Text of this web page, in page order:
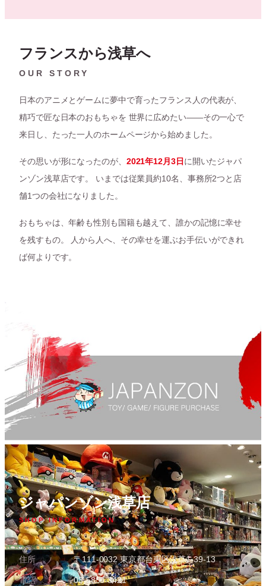
フランスから浅草へ
OUR STORY
日本のアニメとゲームに夢中で育ったフランス人の代表が、
精巧で匠な日本のおもちゃを 世界に広めたい——その一心で
来日し、たった一人のホームページから始めました。
その思いが形になったのが、 2021年12月3日 に開いたジャパ
ンゾン浅草店です。 いまでは従業員約10名、事務所2つと店
舗1つの会社になりました。
おもちゃは、年齢も性別も国籍も越えて、誰かの記憶に幸せ
を残すもの。 人から人へ、その幸せを運ぶお手伝いができれ
ば何よりです。
ジャパンゾン浅草店
SHOP INFORMATION
住所 〒111-0032 東京都台東区浅草1-39-13
電話 03-5830-3421